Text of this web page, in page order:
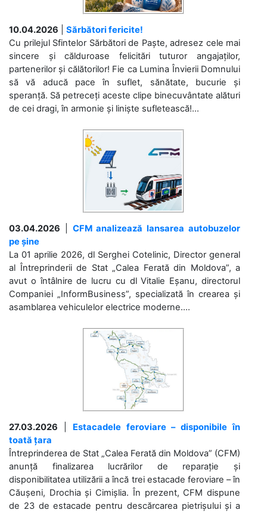
10.04.2026
Sărbători fericite!
Cu prilejul Sfintelor Sărbători de Paște, adresez cele mai
sincere și călduroase felicitări tuturor angajaților,
partenerilor și călătorilor! Fie ca Lumina Învierii Domnului
să vă aducă pace în suflet, sănătate, bucurie și
speranță. Să petreceți aceste clipe binecuvântate alături
de cei dragi, în armonie și liniște sufletească!...
03.04.2026
CFM analizează lansarea autobuzelor
pe șine
La 01 aprilie 2026, dl Serghei Cotelinic, Director general
al Întreprinderii de Stat „Calea Ferată din Moldova”, a
avut o întâlnire de lucru cu dl Vitalie Eșanu, directorul
Companiei „InformBusiness”, specializată în crearea și
asamblarea vehiculelor electrice moderne....
27.03.2026
Estacadele feroviare – disponibile în
toată țara
Întreprinderea de Stat „Calea Ferată din Moldova” (CFM)
anunță finalizarea lucrărilor de reparație și
disponibilitatea utilizării a încă trei estacade feroviare – în
Căușeni, Drochia și Cimișlia. În prezent, CFM dispune
de 23 de estacade pentru descărcarea pietrișului și a